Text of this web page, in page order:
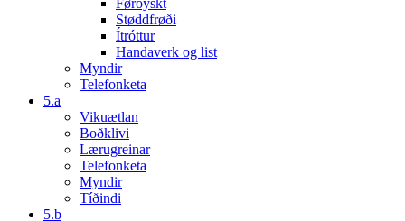
Føroyskt
Støddfrøði
Ítróttur
Handaverk og list
Myndir
Telefonketa
5.a
Vikuætlan
Boðklivi
Lærugreinar
Telefonketa
Myndir
Tíðindi
5.b